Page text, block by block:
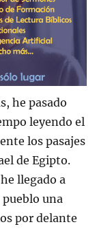
he pasado
leyendo el
los pasajes
de Egipto.
llegado a
una
por delante